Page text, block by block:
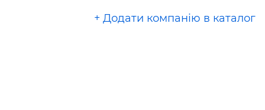
+ Додати компанію в каталог